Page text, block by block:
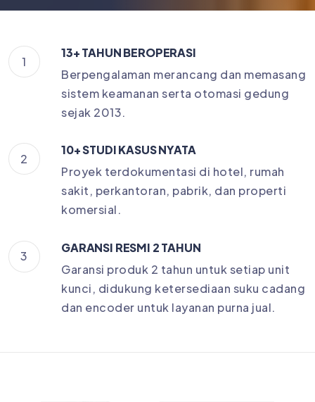
1
13+ TAHUN BEROPERASI
Berpengalaman merancang dan memasang
sistem keamanan serta otomasi gedung
sejak 2013.
2
10+ STUDI KASUS NYATA
Proyek terdokumentasi di hotel, rumah
sakit, perkantoran, pabrik, dan properti
komersial.
3
GARANSI RESMI 2 TAHUN
Garansi produk 2 tahun untuk setiap unit
kunci, didukung ketersediaan suku cadang
dan encoder untuk layanan purna jual.